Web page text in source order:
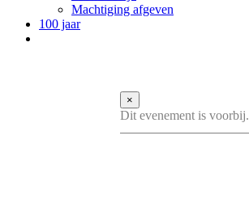
Machtiging afgeven
100 jaar
×
Dit evenement is voorbij.